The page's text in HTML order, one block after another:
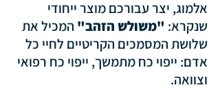
אלמוג, יצר עבורכם מוצר ייחודי
שנקרא: "משולש הזהב" המכיל את
שלושת המסמכים הקריטיים לחיי כל
אדם: ייפוי כח מתמשך, ייפוי כח רפואי
וצוואה.